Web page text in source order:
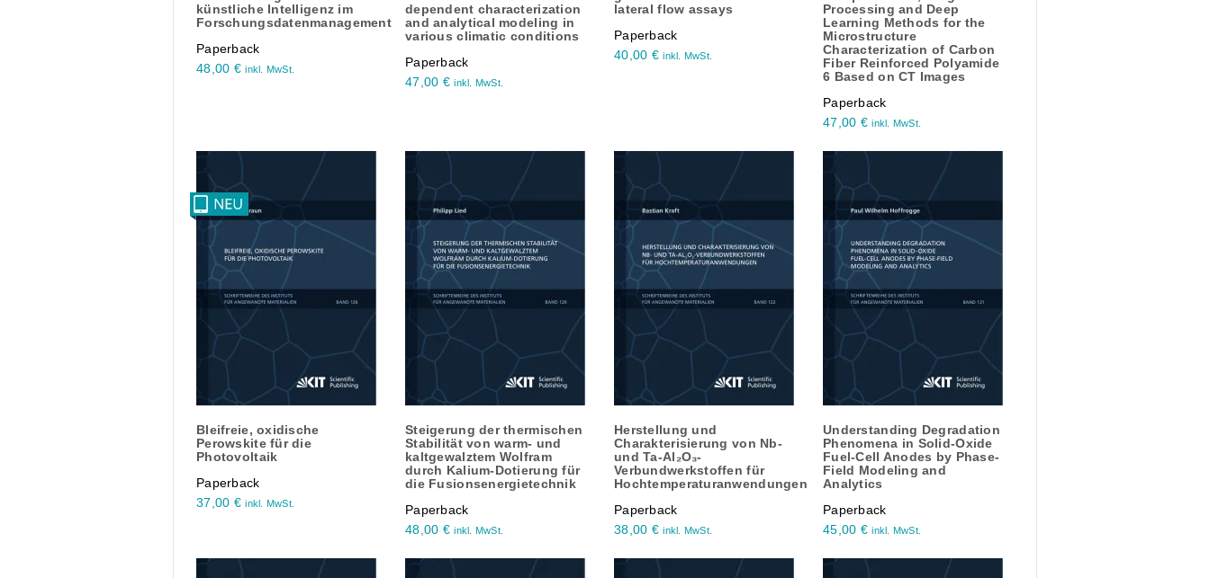
künstliche Intelligenz im
Forschungsdatenmanagement
Paperback
48,00 € inkl. MwSt.
dependent characterization
and analytical modeling in
various climatic conditions
Paperback
47,00 € inkl. MwSt.
lateral flow assays
Paperback
40,00 € inkl. MwSt.
Processing and Deep
Learning Methods for the
Microstructure
Characterization of Carbon
Fiber Reinforced Polyamide
6 Based on CT Images
Paperback
47,00 € inkl. MwSt.
Bleifreie, oxidische
Perowskite für die
Photovoltaik
Paperback
37,00 € inkl. MwSt.
Steigerung der thermischen
Stabilität von warm- und
kaltgewalztem Wolfram
durch Kalium-Dotierung für
die Fusionsenergietechnik
Paperback
48,00 € inkl. MwSt.
Herstellung und
Charakterisierung von Nb-
und Ta-Al₂O₃-
Verbundwerkstoffen für
Hochtemperaturanwendungen
Paperback
38,00 € inkl. MwSt.
Understanding Degradation
Phenomena in Solid-Oxide
Fuel-Cell Anodes by Phase-
Field Modeling and
Analytics
Paperback
45,00 € inkl. MwSt.